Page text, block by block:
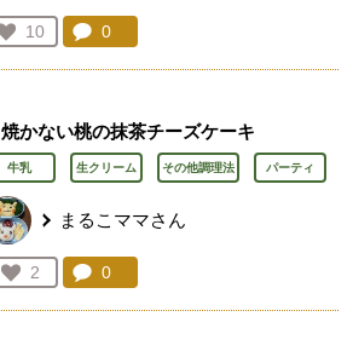
お気に入り登録：
10
人が登録
コメント：
0
焼かない桃の抹茶チーズケーキ
牛乳 生クリーム その他調理法 パーティ
まるこママさん
お気に入り登録：
2
人が登録
コメント：
0